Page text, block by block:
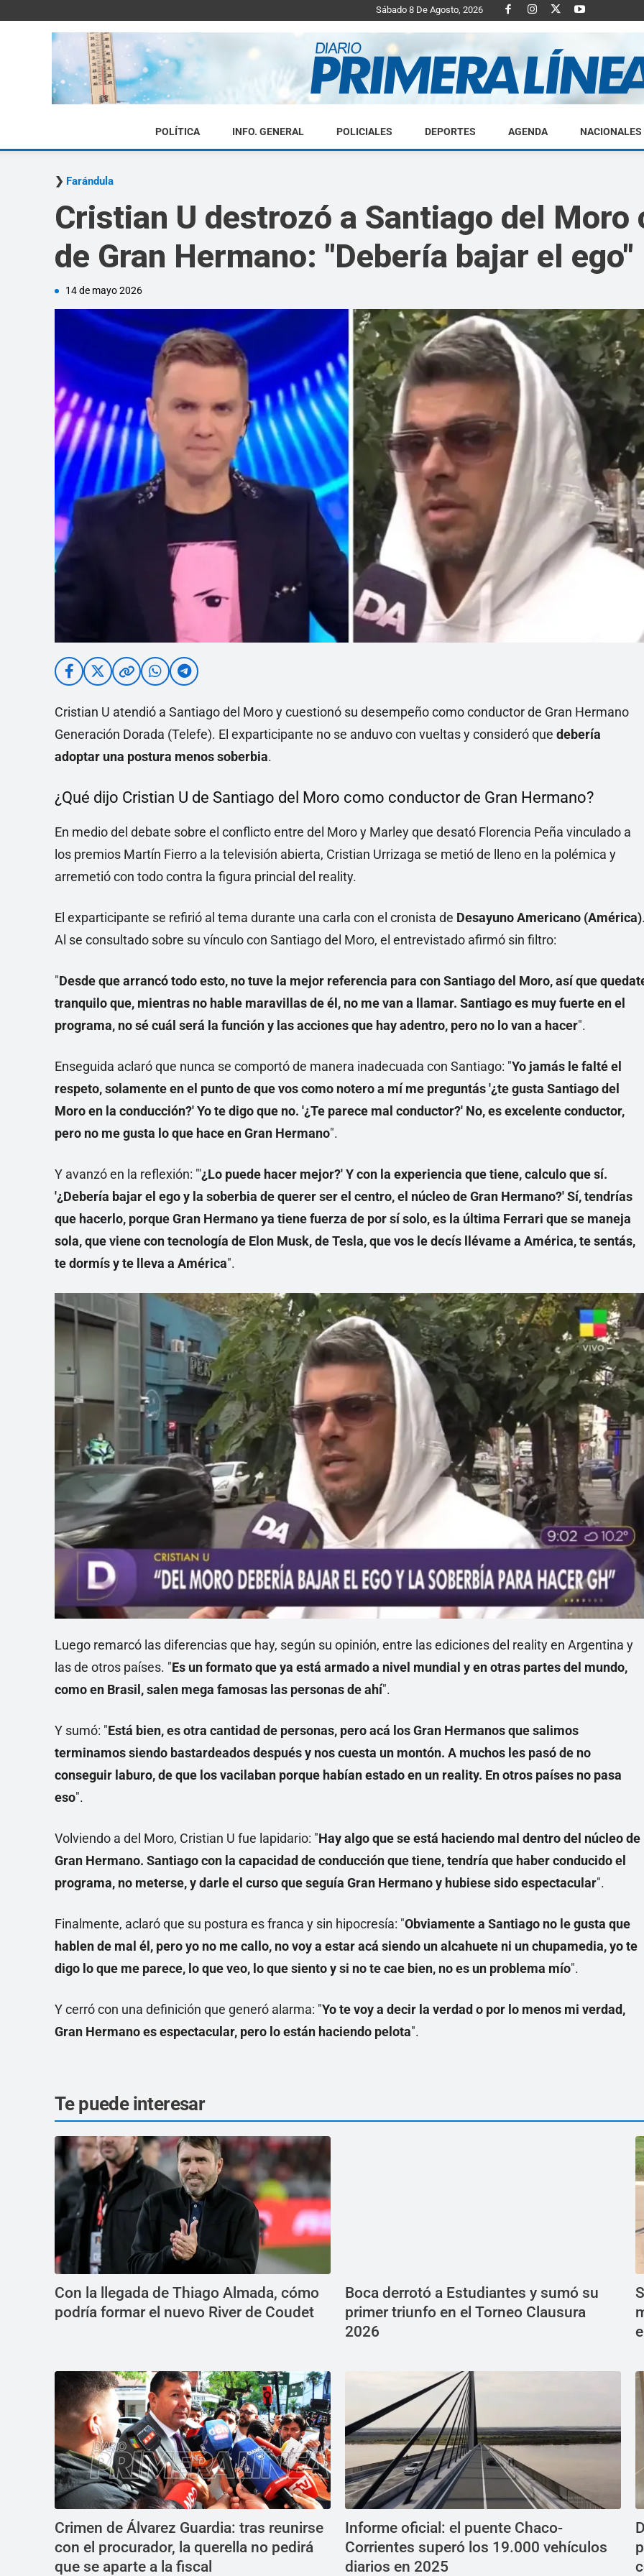
Sábado 8 De Agosto, 2026
Diario
Primera
Linea
POLÍTICA INFO. GENERAL POLICIALES DEPORTES AGENDA NACIONALES
Farándula
Cristian U destrozó a Santiago del
de Gran Hermano: "Debería bajar el ego"
14 de mayo 2026
Cristian U atendió a Santiago del Moro y cuestionó su desempeño como conductor de Gran Hermano
Generación Dorada (Telefe). El exparticipante no se anduvo con vueltas y consideró que debería
adoptar una postura menos soberbia.
¿Qué dijo Cristian U de Santiago del Moro como conductor de Gran Hermano?
En medio del debate sobre el conflicto entre del Moro y Marley que desató Florencia Peña vinculado a
los premios Martín Fierro a la televisión abierta, Cristian Urrizaga se metió de lleno en la polémica y
arremetió con todo contra la figura princial del reality.
El exparticipante se refirió al tema durante una carla con el cronista de Desayuno Americano (América)
Al se consultado sobre su vínculo con Santiago del Moro, el entrevistado afirmó sin filtro:
"Desde que arrancó todo esto, no tuve la mejor referencia para con Santiago del Moro, así que
tranquilo que, mientras no hable maravillas de él, no me van a llamar. Santiago es muy fuerte en el
programa, no sé cuál será la función y las acciones que hay adentro, pero no lo van a hacer".
Enseguida aclaró que nunca se comportó de manera inadecuada con Santiago: "Yo jamás le falté el
respeto, solamente en el punto de que vos como notero a mí me preguntás '¿te gusta Santiago del
Moro en la conducción?' Yo te digo que no. '¿Te parece mal conductor?' No, es excelente conductor,
pero no me gusta lo que hace en Gran Hermano".
Y avanzó en la reflexión: "'¿Lo puede hacer mejor?' Y con la experiencia que tiene, calculo que sí.
'¿Debería bajar el ego y la soberbia de querer ser el centro, el núcleo de Gran Hermano?' Sí, tendrías
que hacerlo, porque Gran Hermano ya tiene fuerza de por sí solo, es la última Ferrari que se maneja
sola, que viene con tecnología de Elon Musk, de Tesla, que vos le decís llévame a América, te sentás,
te dormís y te lleva a América".
Luego remarcó las diferencias que hay, según su opinión, entre las ediciones del reality en Argentina y
las de otros países. "Es un formato que ya está armado a nivel mundial y en otras partes del mundo,
como en Brasil, salen mega famosas las personas de ahí".
Y sumó: "Está bien, es otra cantidad de personas, pero acá los Gran Hermanos que salimos
terminamos siendo bastardeados después y nos cuesta un montón. A muchos les pasó de no
conseguir laburo, de que los vacilaban porque habían estado en un reality. En otros países no pasa
eso".
Volviendo a del Moro, Cristian U fue lapidario: "Hay algo que se está haciendo mal dentro del núcleo de
Gran Hermano. Santiago con la capacidad de conducción que tiene, tendría que haber conducido el
programa, no meterse, y darle el curso que seguía Gran Hermano y hubiese sido espectacular".
Finalmente, aclaró que su postura es franca y sin hipocresía: "Obviamente a Santiago no le gusta que
hablen de mal él, pero yo no me callo, no voy a estar acá siendo un alcahuete ni un chupamedia, yo te
digo lo que me parece, lo que veo, lo que siento y si no te cae bien, no es un problema mío".
Y cerró con una definición que generó alarma: "Yo te voy a decir la verdad o por lo menos mi verdad,
Gran Hermano es espectacular, pero lo están haciendo pelota".
Te puede interesar
Con la llegada de Thiago Almada, cómo
podría formar el nuevo River de Coudet
Boca derrotó a Estudiantes y sumó su
primer triunfo en el Torneo Clausura
2026
Crimen de Álvarez Guardia: tras reunirse
con el procurador, la querella no pedirá
que se aparte a la fiscal
Informe oficial: el puente Chaco-
Corrientes superó los 19.000 vehículos
diarios en 2025